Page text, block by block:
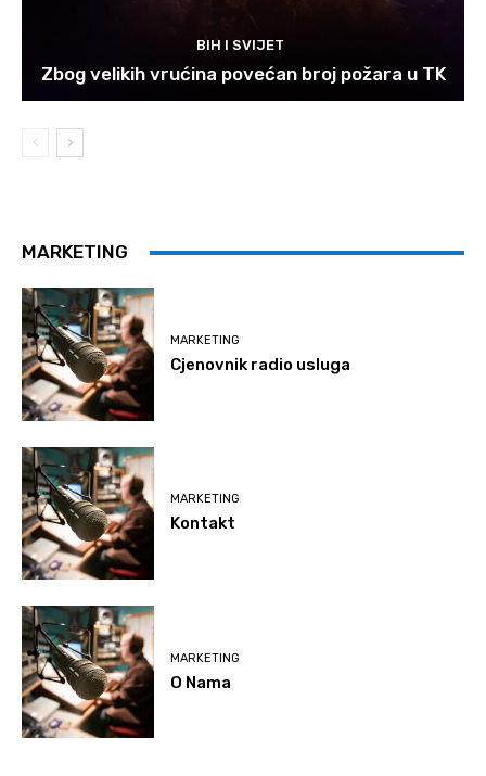
BIH I SVIJET
Zbog velikih vrućina povećan broj požara u TK
MARKETING
MARKETING
Cjenovnik radio usluga
MARKETING
Kontakt
MARKETING
O Nama